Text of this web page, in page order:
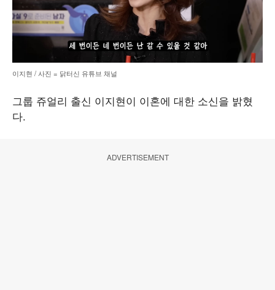
이지현 / 사진 = 닭터신 유튜브 채널
그룹 쥬얼리 출신 이지현이 이혼에 대한 소신을 밝혔
다.
ADVERTISEMENT